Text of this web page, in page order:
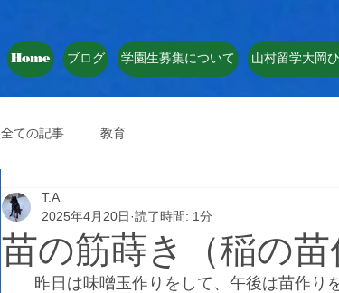
Home ブログ 学園生募集について 山村留学大岡
全ての記事 教育
苗の筋蒔き（稲の苗
T.A
2025年4月20日 読了時間: 1分
昨日は味噌玉作りをして、午後は苗作り